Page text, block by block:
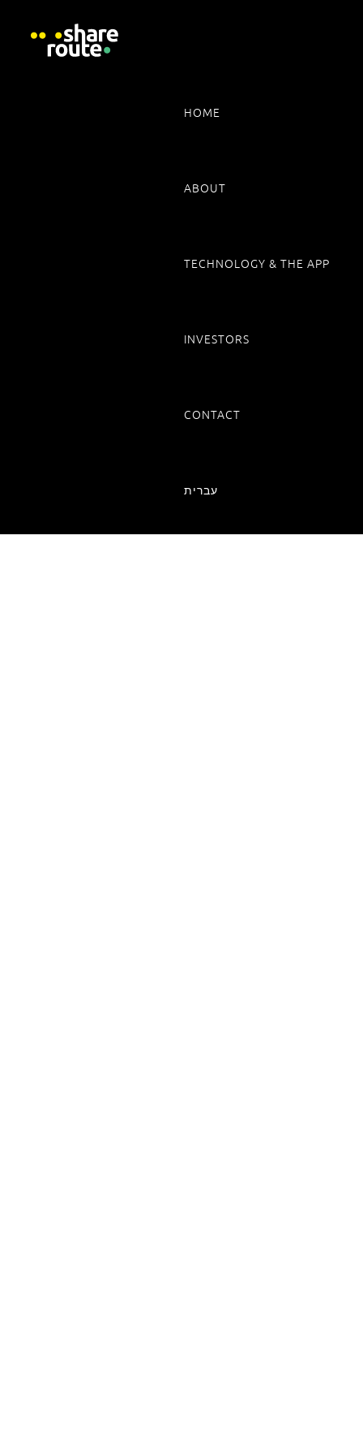
HOME
ABOUT
TECHNOLOGY & THE APP
INVESTORS
CONTACT
עברית
Full English Survey